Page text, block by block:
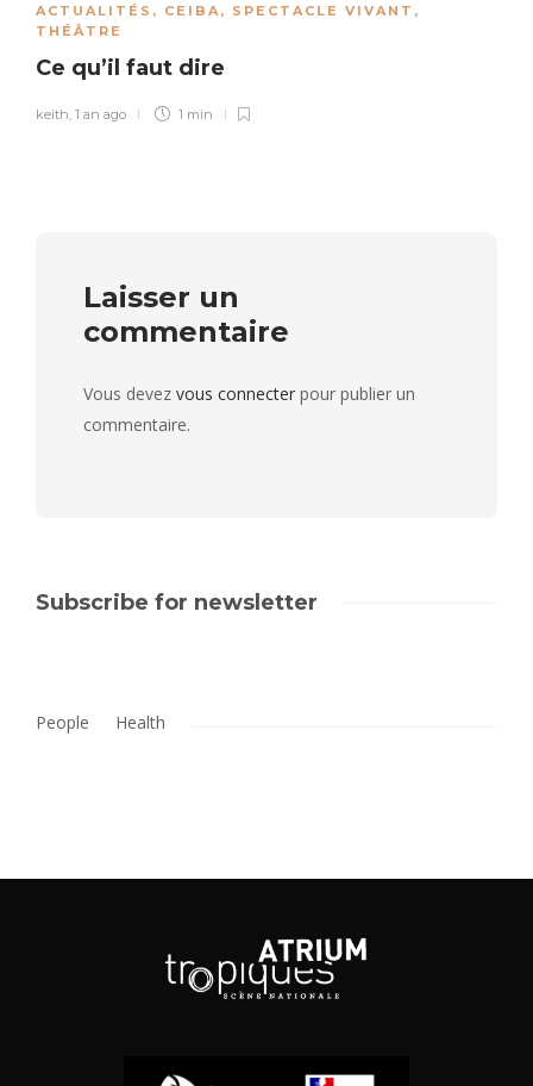
ACTUALITÉS , CEIBA , SPECTACLE VIVANT ,
THÉÂTRE
Ce qu’il faut dire
keith 1 an ago 1 min
Laisser un
commentaire
Vous devez vous connecter pour publier un
commentaire.
Subscribe for newsletter
People Health